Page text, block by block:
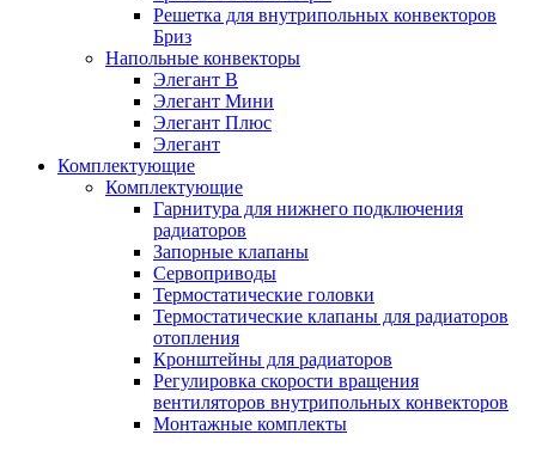
Решетка для внутрипольных конвекторов
Бриз
Напольные конвекторы
Элегант В
Элегант Мини
Элегант Плюс
Элегант
Комплектующие
Комплектующие
Гарнитура для нижнего подключения
радиаторов
Запорные клапаны
Сервоприводы
Термостатические головки
Термостатические клапаны для радиаторов
отопления
Кронштейны для радиаторов
Регулировка скорости вращения
вентиляторов внутрипольных конвекторов
Монтажные комплекты